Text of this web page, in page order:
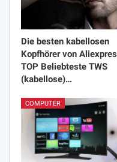
Die besten kabellosen
Kopfhörer von
TOP Beliebteste TWS
(kabellose)…
COMPUTER